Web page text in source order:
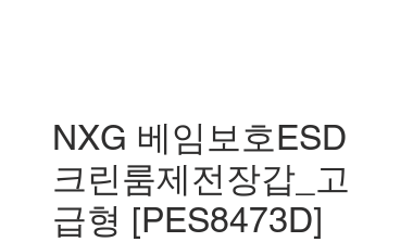
NXG 베임보호ESD
크린룸제전장갑_고
급형 [PES8473D]